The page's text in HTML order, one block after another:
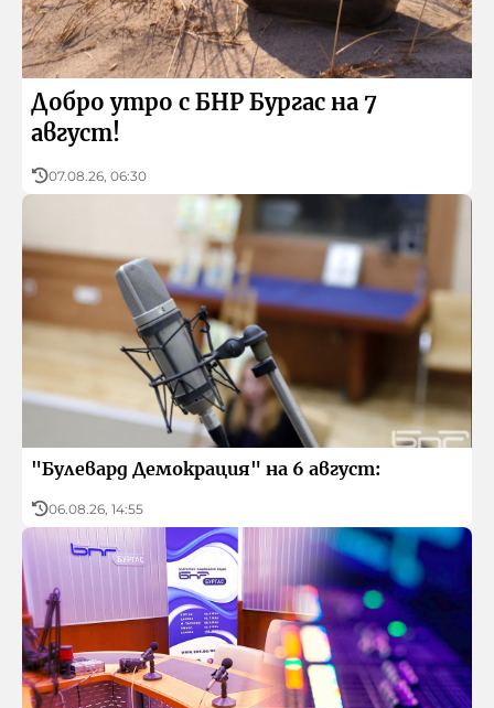
Здраве
Спорт
Приказни истории с БНР Бургас
БНР
Детското.БНР
Архивен фонд на БНР
Добро утро с БНР Бургас на 7
август!
07.08.26, 06:30
"Булевард Демокрация" на 6 август:
06.08.26, 14:55